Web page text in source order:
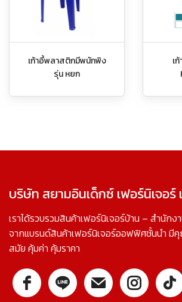
เก้าอี้พลาสติกมีพนักพิง
รุ่น หยก
เ
บริษัท สยามอินเด็กซ์ เฟอร์นิเจอร์
เราได้รวบรวมสินค้าเฟอร์นิเจอร์บ้าน – สำนัก
จากแบรนด์สินค้าเฟอร์นิเจอร์ออฟฟิศชั้นนำ
สมัย คุ้มค่า คุ้มราคา